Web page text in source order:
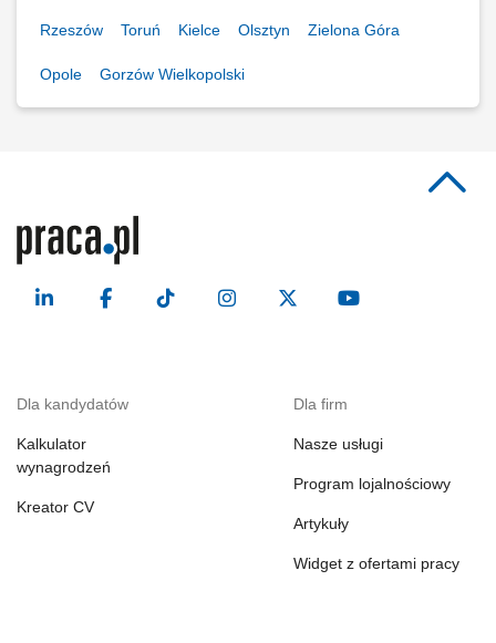
Rzeszów Toruń Kielce Olsztyn Zielona Góra
Opole Gorzów Wielkopolski
Dla kandydatów
Kalkulator
wynagrodzeń
Kreator CV
Dla firm
Nasze usługi
Program lojalnościowy
Artykuły
Widget z ofertami pracy